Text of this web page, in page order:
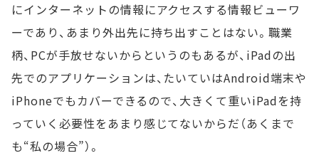
にインターネットの情報にアクセスする情報ビューワ
ーであり、あまり外出先に持ち出すことはない。職業
柄、PCが手放せないからというのもあるが、iPadの出
先でのアプリケーションは、たいていはAndroid端末や
iPhoneでもカバーできるので、大きくて重いiPadを持
っていく必要性をあまり感じてないからだ（あくまで
も“私の場合”）。